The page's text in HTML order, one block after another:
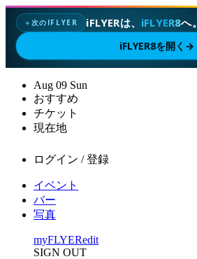
✦次のIFLYER iFLYERは、 iFLYER8へ。
iFLYER8を開く →
Aug 09 Sun
おすすめ
チケット
現在地
ログイン / 登録
イベント
バー
写真
myFLYERedit
SIGN OUT